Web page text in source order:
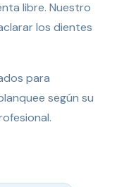
libre. Nuestro
los dientes
para
según su